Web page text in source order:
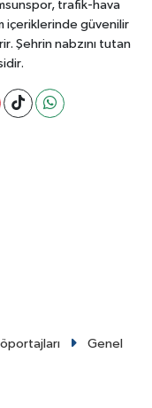
trafik-hava
içeriklerinde güvenilir
Şehrin nabzını tutan
Genel